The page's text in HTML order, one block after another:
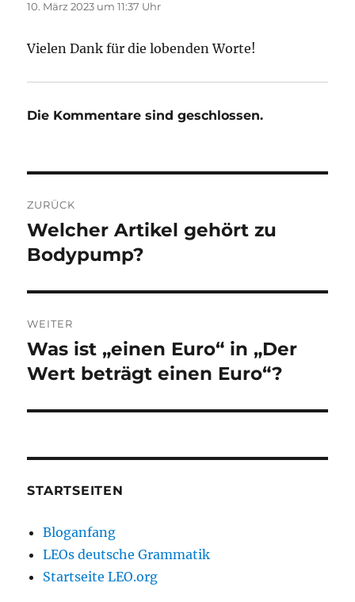
10. März 2023 um 11:37 Uhr
Vielen Dank für die lobenden Worte!
Die Kommentare sind geschlossen.
ZURÜCK
Vorheriger
Beitrag:
Welcher Artikel gehört zu
Bodypump?
WEITER
Nächster
Beitrag:
Was ist „einen Euro“ in „Der
Wert beträgt einen Euro“?
STARTSEITEN
Bloganfang
LEOs deutsche Grammatik
Startseite LEO.org